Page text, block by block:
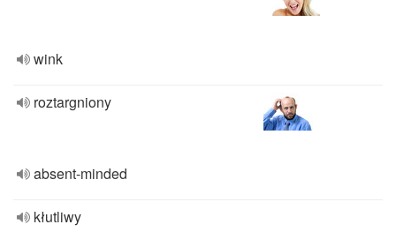
wink
roztargniony
absent-minded
kłutliwy